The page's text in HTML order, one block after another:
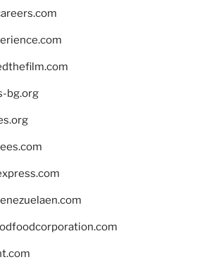
bg.org